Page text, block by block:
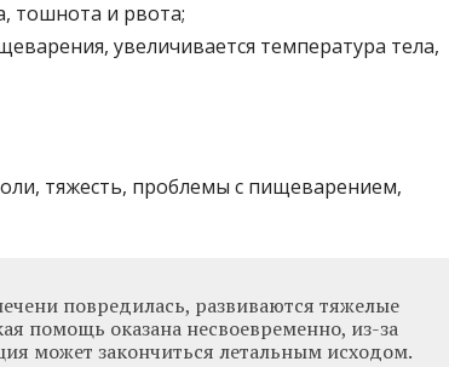
тошнота и рвота;
увеличивается температура тела,
тяжесть, проблемы с пищеварением,
повредилась, развиваются тяжелые
помощь оказана несвоевременно, из-за
может закончиться летальным исходом.